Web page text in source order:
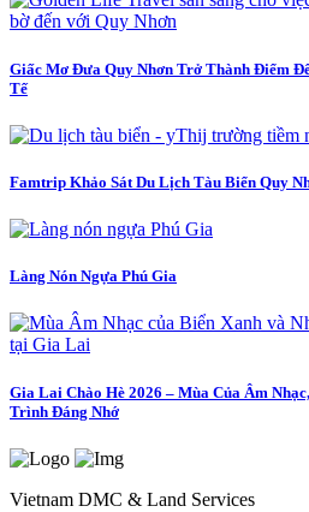
Giấc Mơ Đưa Quy Nhơn Trở Thành Điểm
Tế
Famtrip Khảo Sát Du Lịch Tàu Biển Quy
Làng Nón Ngựa Phú Gia
Gia Lai Chào Hè 2026 – Mùa Của Âm
Trình Đáng Nhớ
Vietnam DMC & Land Services